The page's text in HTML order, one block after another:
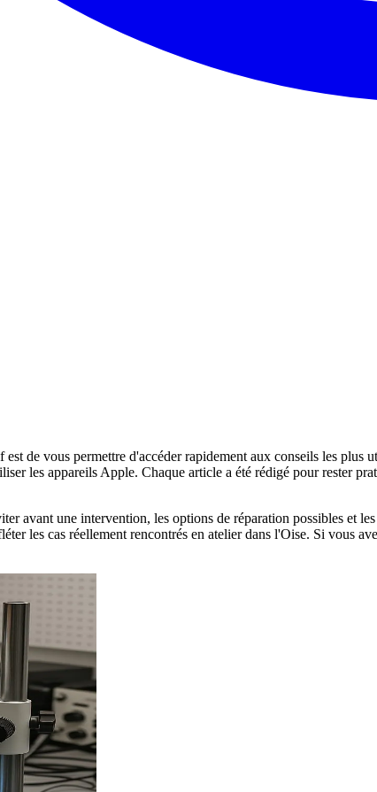
est de vous permettre d'accéder rapidement aux conseils les plus
les appareils Apple. Chaque article a été rédigé pour rester
avant une intervention, les options de réparation possibles et
les cas réellement rencontrés en atelier dans l'Oise. Si vous